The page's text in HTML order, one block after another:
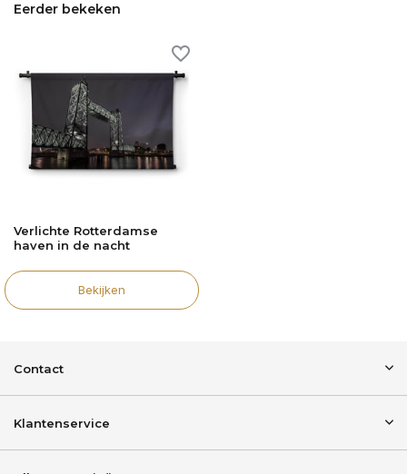
Eerder bekeken
Verlichte Rotterdamse
haven in de nacht
Bekijken
Contact
Klantenservice